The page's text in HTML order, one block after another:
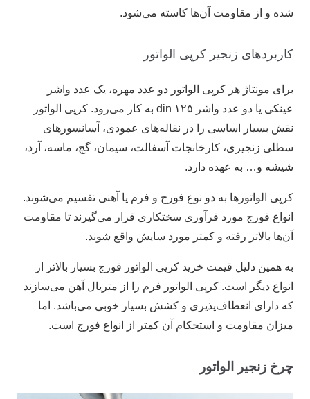
شده و از مقاومت آن‌ها کاسته می‌شود.
کاربردهای زنجیر کرپی الواتور
برای مونتاژ هر کرپی الواتور دو عدد مهره، یک عدد واشر
عینکی یا دو عدد واشر din ۱۲۵ به کار می‌رود. کرپی الواتور
نقش بسیار اساسی را در نقاله‌های عمودی، آسانسور‌های
سطلی زنجیری، کارخانجات آسفالت، سیمان، گچ، ماسه، آرد،
شیشه و… به عهده دارد.
کرپی الواتور‌ها به دو نوع فورج و فرم یا آهنی تقسیم می‌شوند.
انواع فورج مورد فرآوری سختکاری قرار می‌گیرند تا مقاومت
آن‌ها بالاتر رفته و کمتر مورد سایش واقع شوند.
به همین دلیل قیمت خرید کرپی الواتور فورج بسیار بالاتر از
انواع دیگر است. کرپی الواتور فرم را از متریال آهن می‌سازند
که دارای انعطاف‌پذیری و کشش بسیار خوبی می‌باشد. اما
میزان مقاومت و استحکام آن کمتر از انواع فورج است.
چرخ زنجیر الواتور